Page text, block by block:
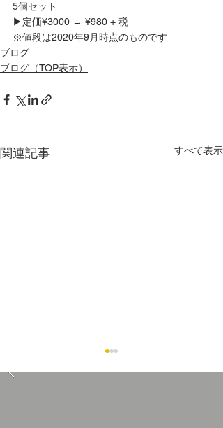
5個セット
▶︎定価¥3000 → ¥980 + 税
※値段は2020年9月時点のものです
ブログ
ブログ（TOP表示）
関連記事 すべて表示